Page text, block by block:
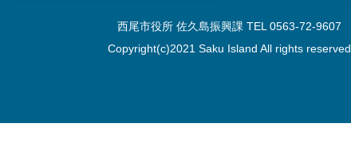
西尾市役所 佐久島振興課 TEL 0563-72-9607
Copyright(c)2021 Saku Island All rights reserved